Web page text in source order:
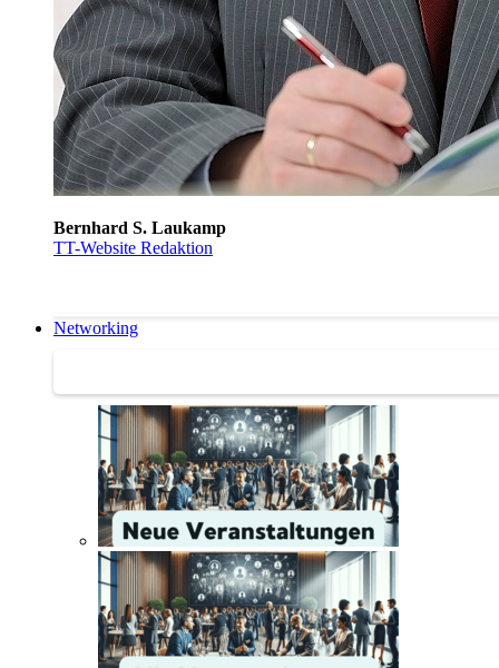
Bernhard S. Laukamp
TT-Website Redaktion
Networking